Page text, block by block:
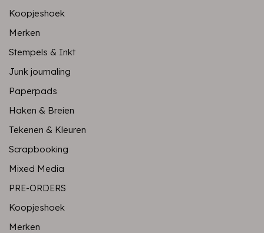
Koopjeshoek
Merken
Stempels & Inkt
Junk journaling
Paperpads
Haken & Breien
Tekenen & Kleuren
Scrapbooking
Mixed Media
PRE-ORDERS
Koopjeshoek
Merken